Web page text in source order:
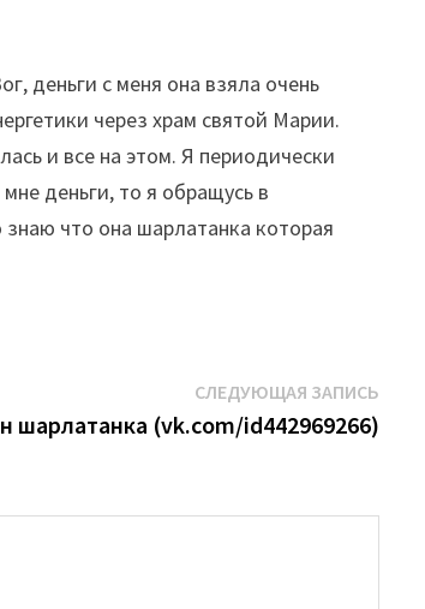
деньги с меня она взяла очень
через храм святой Марии.
и все на этом. Я периодически
деньги, то я обращусь в
знаю что она шарлатанка которая
СЛЕДУЮЩАЯ ЗАПИСЬ
шарлатанка (vk.com/id442969266)